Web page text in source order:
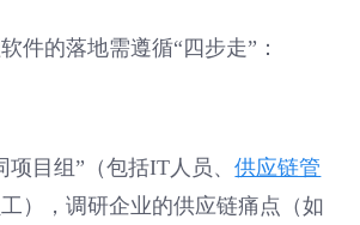
件的落地需遵循“四步走”：
项目组”（包括IT人员、供应链管
），调研企业的供应链痛点（如